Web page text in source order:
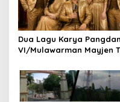
g
a
t
i
o
n
Dua Lagu Karya
VI/Mulawarman Mayjen
Singing Competition HUT
Ke-81 RI